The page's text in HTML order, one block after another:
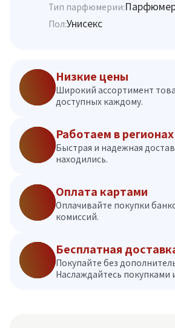
Тип парфюмерии:
Пол:Унисекс
Низкие цены
Широкий ассортимент
доступных каждому.
Работаем в регионах
Быстрая и надежная
находились.
Оплата картами
Оплачивайте покупки
комиссий.
Бесплатная
Покупайте без
Наслаждайтесь покупками